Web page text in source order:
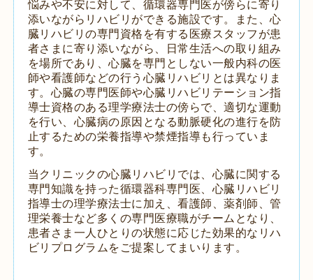
悩みや不安に対して、循環器専門医が傍らに寄り
添いながらリハビリができる施設です。また、心
臓リハビリの専門資格を有する医療スタッフが患
者さまに寄り添いながら、日常生活への取り組み
を場所であり、心臓を専門としない一般内科の医
師や看護師などの行う心臓リハビリとは異なりま
す。心臓の専門医師や心臓リハビリテーション指
導士資格のある理学療法士の傍らで、適切な運動
を行い、心臓病の原因となる動脈硬化の進行を防
止するための栄養指導や禁煙指導も行っていま
す。
当クリニックの心臓リハビリでは、心臓に関する
専門知識を持った循環器科専門医、心臓リハビリ
指導士の理学療法士に加え、看護師、薬剤師、管
理栄養士など多くの専門医療職がチームとなり、
患者さま一人ひとりの状態に応じた効果的なリハ
ビリプログラムをご提案してまいります。